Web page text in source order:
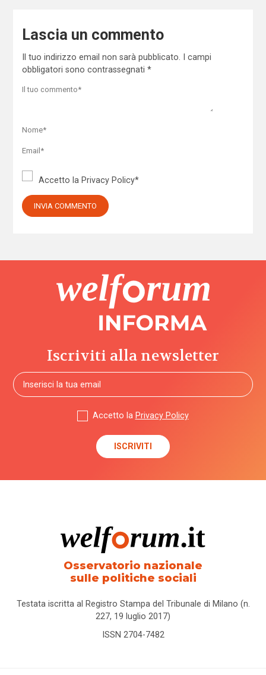
Lascia un commento
Il tuo indirizzo email non sarà pubblicato.
I campi
obbligatori sono contrassegnati *
Accetto la Privacy Policy*
Iscriviti alla newsletter
Accetto la Privacy Policy
Osservatorio nazionale
sulle politiche sociali
Testata iscritta al Registro Stampa del Tribunale di Milano (n.
227, 19 luglio 2017)
ISSN 2704-7482